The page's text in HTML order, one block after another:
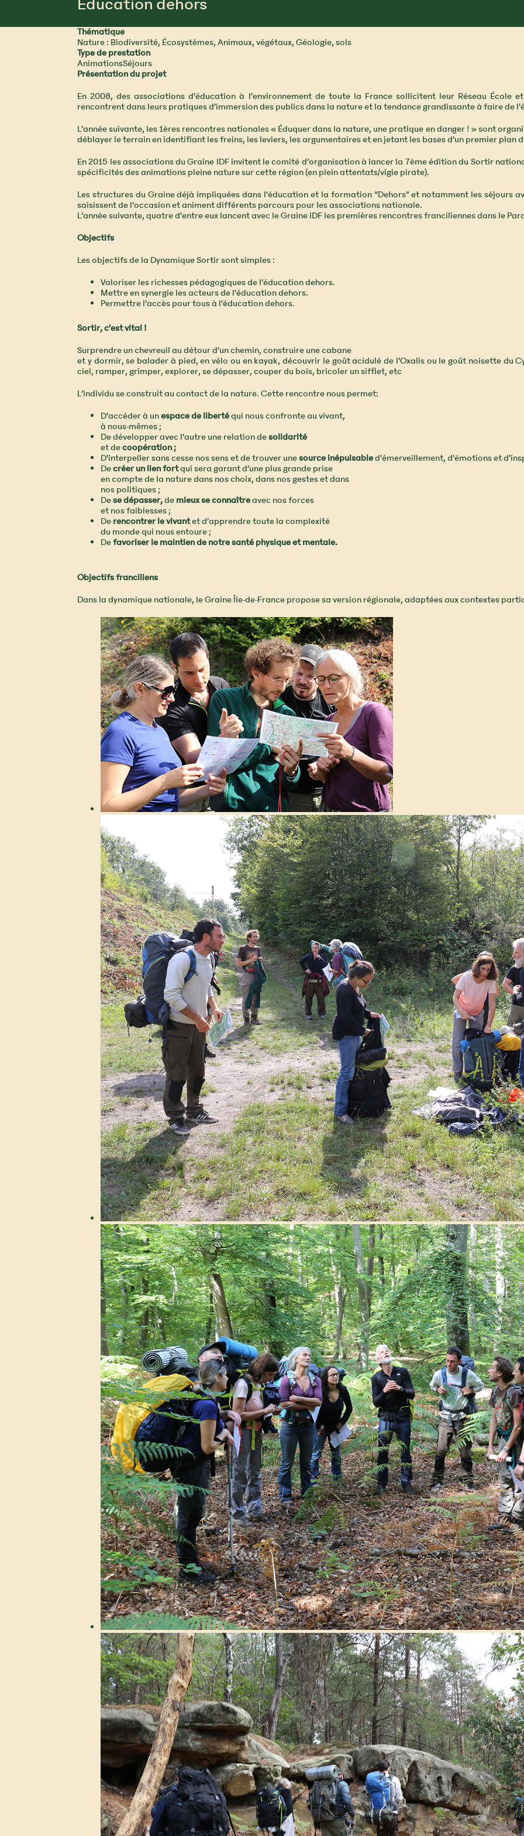
Éducation dehors
Thématique
Nature : Biodiversité, Écosystèmes, Animaux, végétaux, Géologie, sols
Type de prestation
AnimationsSéjours
Présentation du projet
En 2008, des associations d’éducation à l’environnement de toute la France sollicitent leur Réseau École
rencontrent dans leurs pratiques d’immersion des publics dans la nature et la tendance grandissante à faire de
L’année suivante, les 1ères rencontres nationales « Éduquer dans la nature, une pratique en danger ! » sont
déblayer le terrain en identifiant les freins, les leviers, les argumentaires et en jetant les bases d’un premier plan
En 2015 les associations du Graine IDF invitent le comité d’organisation à lancer la 7ème édition du Sortir
spécificités des animations pleine nature sur cette région (en plein attentats/vigie pirate).
Les structures du Graine déjà impliquées dans l’éducation et la formation “Dehors” et notamment les séjours
saisissent de l’occasion et animent différents parcours pour les associations nationale.
L’année suivante, quatre d’entre eux lancent avec le Graine IDF les premières rencontres franciliennes dans le
Objectifs
Les objectifs de la Dynamique Sortir sont simples :
Valoriser les richesses pédagogiques de l’éducation dehors.
Mettre en synergie les acteurs de l’éducation dehors.
Permettre l’accès pour tous à l’éducation dehors.
Sortir, c’est vital !
Surprendre un chevreuil au détour d’un chemin, construire une cabane
et y dormir, se balader à pied, en vélo ou en kayak, découvrir le goût acidulé de l’Oxalis ou le goût noisette du
ciel, ramper, grimper, explorer, se dépasser, couper du bois, bricoler un sifflet, etc
L’individu se construit au contact de la nature. Cette rencontre nous permet:
D’accéder à unespace de libertéqui nous confronte au vivant,
à nous-mêmes ;
De développer avec l’autre une relation desolidarité
et decoopération ;
D’interpeller sans cesse nos sens et de trouver unesource inépuisabled’émerveillement, d’émotions et
Decréer un lien fortqui sera garant d’une plus grande prise
en compte de la nature dans nos choix, dans nos gestes et dans
nos politiques ;
Dese dépasser,demieux se connaîtreavec nos forces
et nos faiblesses ;
Derencontrer le vivantet d’apprendre toute la complexité
du monde qui nous entoure ;
Defavoriser le maintien de notre santé physique et mentale.
Objectifs franciliens
Dans la dynamique nationale, le Graine Île-de-France propose sa version régionale, adaptées aux contextes